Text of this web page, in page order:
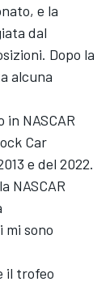
e la
dal
Dopo la
alcuna
NASCAR
Car
e del 2022.
NASCAR
mi sono
il trofeo